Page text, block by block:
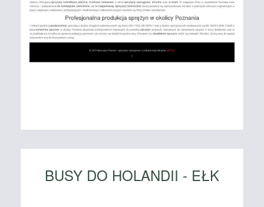
BUSY DO HOLANDII - EŁK